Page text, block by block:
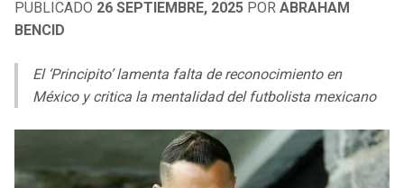
LIGA DE EXPANSIÓN MX
UEFA EUROPA LEAGUE
MLS
COPA LIBERTADORES
COPA SUDAMERICANA
CHARGERS
BENGALS
PISTONS
BUCKS
PUBLICADO 26 SEPTIEMBRE, 2025 POR ABRAHAM
BENCID
El ‘Principito’ lamenta falta de reconocimiento en
México y critica la mentalidad del futbolista mexicano